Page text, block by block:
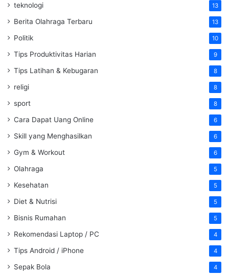
teknologi 13
Berita Olahraga Terbaru 13
Politik 10
Tips Produktivitas Harian 9
Tips Latihan & Kebugaran 8
religi 8
sport 8
Cara Dapat Uang Online 6
Skill yang Menghasilkan 6
Gym & Workout 6
Olahraga 5
Kesehatan 5
Diet & Nutrisi 5
Bisnis Rumahan 5
Rekomendasi Laptop / PC 4
Tips Android / iPhone 4
Sepak Bola 4